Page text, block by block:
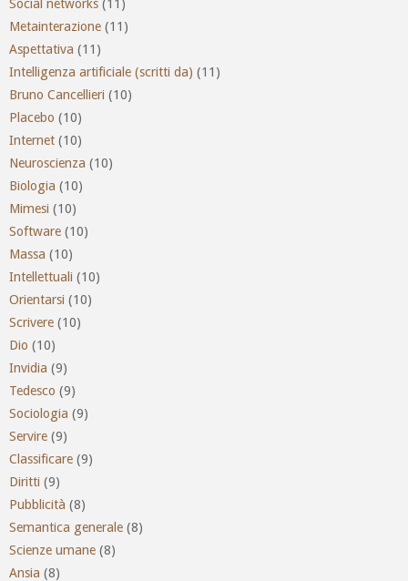
Social networks (11)
Metainterazione (11)
Aspettativa (11)
Intelligenza artificiale (scritti da) (11)
Bruno Cancellieri (10)
Placebo (10)
Internet (10)
Neuroscienza (10)
Biologia (10)
Mimesi (10)
Software (10)
Massa (10)
Intellettuali (10)
Orientarsi (10)
Scrivere (10)
Dio (10)
Invidia (9)
Tedesco (9)
Sociologia (9)
Servire (9)
Classificare (9)
Diritti (9)
Pubblicità (8)
Semantica generale (8)
Scienze umane (8)
Ansia (8)